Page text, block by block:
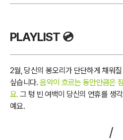
PLAYLIST 💿
2월, 당신의 봉오리가 단단하게 채워
싶습니다.음악이 흐르는 동안만큼은
요. 그 텅 빈 여백이 당신의 연휴를 생
예요.
/